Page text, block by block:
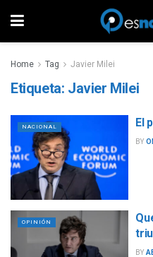
Home Tag Javier Milei
Etiqueta: Javier Milei
NACIONAL El
BY
OPINIÓN
BY